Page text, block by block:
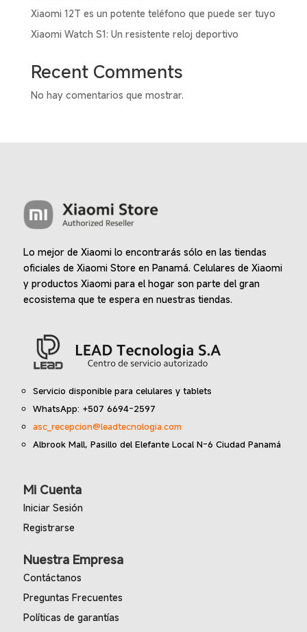
Xiaomi 12T es un potente teléfono que puede ser tuyo
Xiaomi Watch S1: Un resistente reloj deportivo
Recent Comments
No hay comentarios que mostrar.
Lo mejor de Xiaomi lo encontrarás sólo en las tiendas
oficiales de Xiaomi Store en Panamá. Celulares de Xiaomi
y productos Xiaomi para el hogar son parte del gran
ecosistema que te espera en nuestras tiendas.
Servicio disponible para celulares y tablets
WhatsApp: +507 6694-2597
asc_recepcion@leadtecnologia.com
Albrook Mall, Pasillo del Elefante Local N-6 Ciudad Panamá
Mi Cuenta
Iniciar Sesión
Registrarse
Nuestra Empresa
Contáctanos
Preguntas Frecuentes
Políticas de garantías